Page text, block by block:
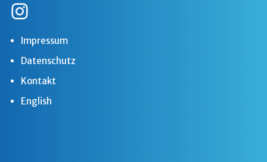
Impressum
Datenschutz
Kontakt
English